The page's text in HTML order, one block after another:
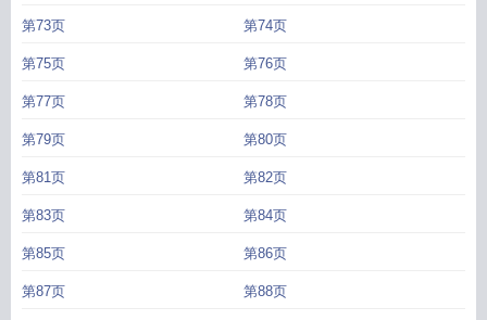
第73页 第74页
第75页 第76页
第77页 第78页
第79页 第80页
第81页 第82页
第83页 第84页
第85页 第86页
第87页 第88页